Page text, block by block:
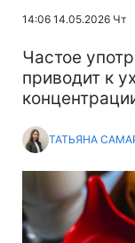
14:06 14.05.2026 Чт
Частое
приводит к
ТАТЬЯНА